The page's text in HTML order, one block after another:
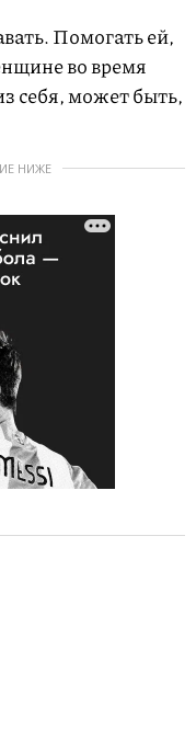
Помогать ей,
во время
себя, может быть,
НИЖЕ